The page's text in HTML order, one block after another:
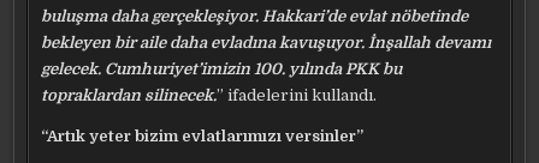
buluşma daha gerçekleşiyor. Hakkari’de evlat nöbetinde
bekleyen bir aile daha evladına kavuşuyor. İnşallah devamı
gelecek. Cumhuriyet’imizin 100. yılında PKK bu
topraklardan silinecek.” ifadelerini kullandı.
“Artık yeter bizim evlatlarımızı versinler”